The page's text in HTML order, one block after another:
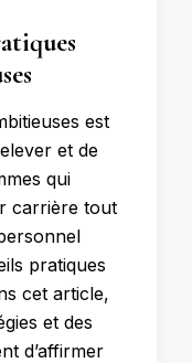
est
et de
qui
carrière tout
pratiques
cet article,
et des
d’affirmer